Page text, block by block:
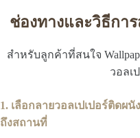
ช่องทางและวิธีกา
สำหรับลูกค้าที่สนใจ
วอลเ
1. เลือกลายวอลเปเปอร์ติด
ถึงสถานที่